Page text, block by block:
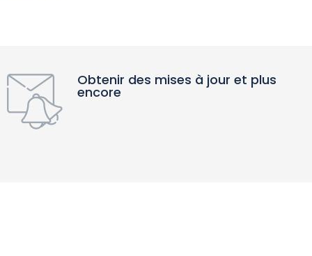
Obtenir des mises à jour et plus
encore